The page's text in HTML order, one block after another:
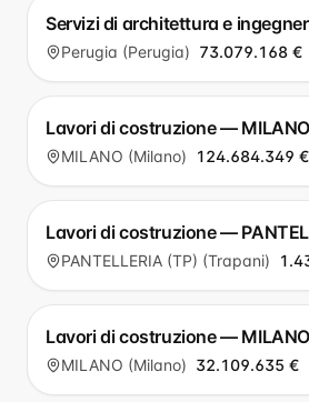
Servizi di architettura e
Perugia (Perugia) 73.079.168 €
Lavori di costruzione — MILANO
MILANO (Milano) 124.684.349 €
Lavori di costruzione —
PANTELLERIA (TP) (Trapani)
Lavori di costruzione — MILANO
MILANO (Milano) 32.109.635 €